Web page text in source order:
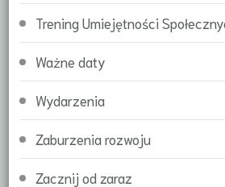
Trening Umiejętności
Ważne daty
Wydarzenia
Zaburzenia rozwoju
Zacznij od zaraz